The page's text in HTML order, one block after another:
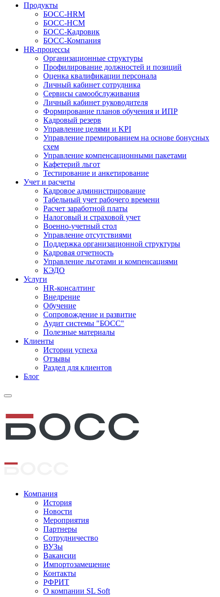
Продукты
БОСС-HRM
БОСС-HCM
БОСС-Кадровик
БОСС-Компания
HR-процессы
Организационные структуры
Профилирование должностей и позиций
Оценка квалификации персонала
Личный кабинет сотрудника
Сервисы самообслуживания
Личный кабинет руководителя
Формирование планов обучения и ИПР
Кадровый резерв
Управление целями и KPI
Управление премированием на основе бонусных
схем
Управление компенсационными пакетами
Кафетерий льгот
Тестирование и анкетирование
Учет и расчеты
Кадровое администрирование
Табельный учет рабочего времени
Расчет заработной платы
Налоговый и страховой учет
Военно-учетный стол
Управление отсутствиями
Поддержка организационной структуры
Кадровая отчетность
Управление льготами и компенсациями
КЭДО
Услуги
HR-консалтинг
Внедрение
Обучение
Сопровождение и развитие
Аудит системы "БОСС"
Полезные материалы
Клиенты
Истории успеха
Отзывы
Раздел для клиентов
Блог
Компания
История
Новости
Мероприятия
Партнеры
Сотрудничество
ВУЗы
Вакансии
Импортозамещение
Контакты
РФРИТ
О компании SL Soft